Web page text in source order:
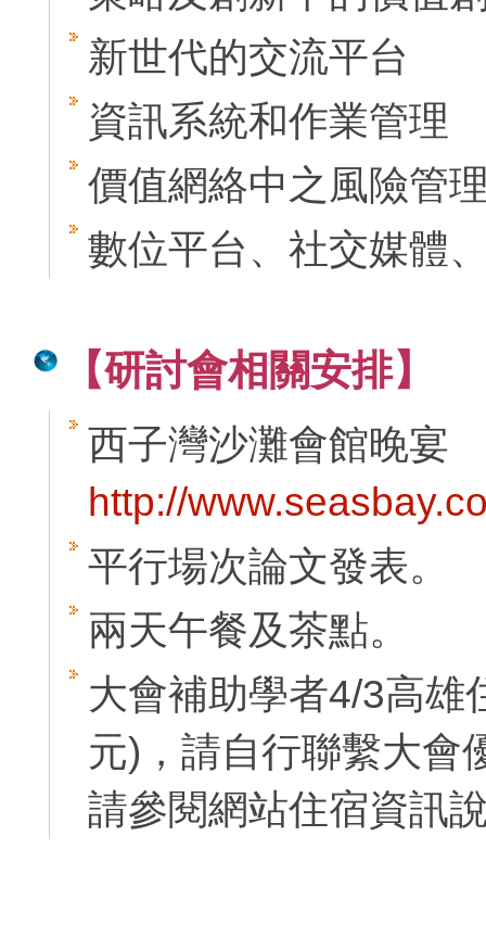
新世代的交流平台
資訊系統和作業管理
價值網絡中之風險管
數位平台、社交媒體
【研討會相關安排】
西子灣沙灘會館晚宴
http://
平行場次論文發表。
兩天午餐及茶點。
大會補助學者4/3高雄
元)，請自行聯繫大會
請參閱網站住宿資訊